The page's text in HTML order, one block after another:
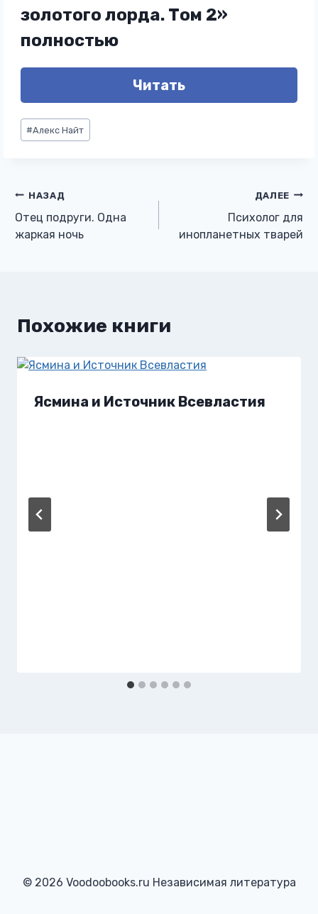
золотого лорда. Том 2»
полностью
Читать
Метки
записи:
#Алекс Найт
Навигация
по
НАЗАД
Отец подруги. Одна
жаркая ночь
ДАЛЕЕ
Психолог для
инопланетных тварей
Похожие книги
Ясмина и Источник Всевластия
© 2026 Voodoobooks.ru Независимая литература